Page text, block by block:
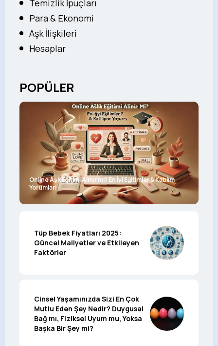
Temizlik İpuçları
Para & Ekonomi
Aşk İlişkileri
Hesaplar
POPÜLER
Online Aşk Eğitimi Alınır mı? En İyi Eğitimler & Katılım
Yorumları
Tüp Bebek Fiyatları 2025:
Güncel Maliyetler ve Etkileyen
Faktörler
Cinsel Yaşamınızda Sizi En Çok
Mutlu Eden Şey Nedir? Duygusal
Bağ mı, Fiziksel Uyum mu, Yoksa
Başka Bir Şey mi?